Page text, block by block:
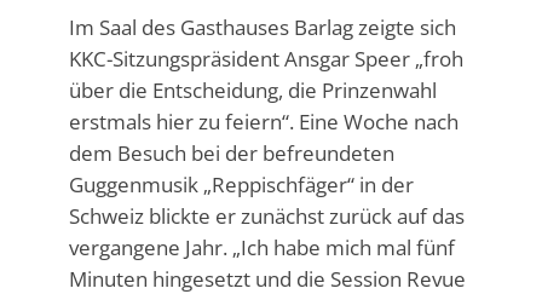
Im Saal des Gasthauses Barlag zeigte sich
KKC-Sitzungspräsident Ansgar Speer „froh
über die Entscheidung, die Prinzenwahl
erstmals hier zu feiern“. Eine Woche nach
dem Besuch bei der befreundeten
Guggenmusik „Reppischfäger“ in der
Schweiz blickte er zunächst zurück auf das
vergangene Jahr. „Ich habe mich mal fünf
Minuten hingesetzt und die Session Revue